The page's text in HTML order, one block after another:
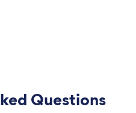
Questions